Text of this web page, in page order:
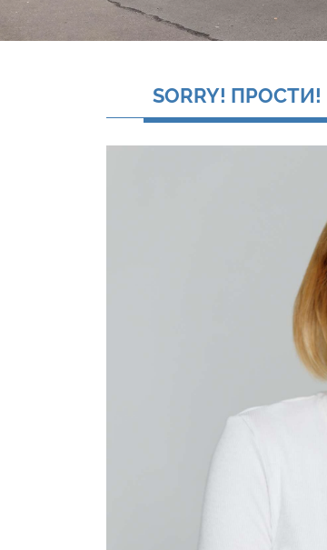
SORRY! ПРОСТИ!